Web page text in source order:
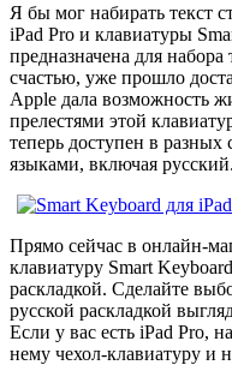
Я бы мог набирать текст
iPad Pro и клавиатуры
предназначена для
счастью, уже прошло
Apple дала возможность
прелестями этой
теперь доступен в
языками, включая русский.
Прямо сейчас в онлайн-
клавиатуру Smart
раскладкой. Сделайте
русской раскладкой
Если у вас есть iPad Pro,
нему чехол-клавиатуру и